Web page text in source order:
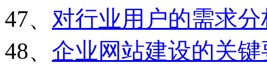
47、 对行业用户的需求
48、 企业网站建设的关